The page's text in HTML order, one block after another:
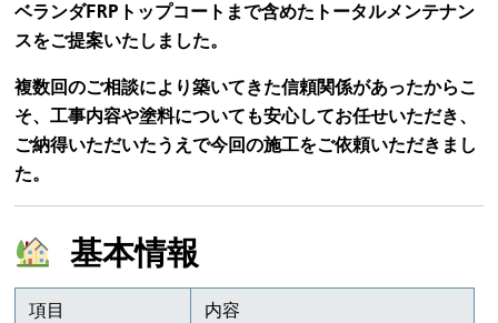
ベランダFRPトップコートまで含めたトータルメンテナン
スをご提案いたしました。
複数回のご相談により築いてきた信頼関係があったからこ
そ、工事内容や塗料についても安心してお任せいただき、
ご納得いただいたうえで今回の施工をご依頼いただきまし
た。
基本情報
項目 内容